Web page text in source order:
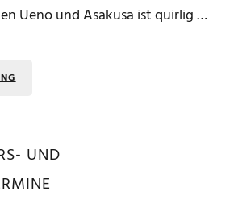
Ueno und Asakusa ist quirlig …
UND